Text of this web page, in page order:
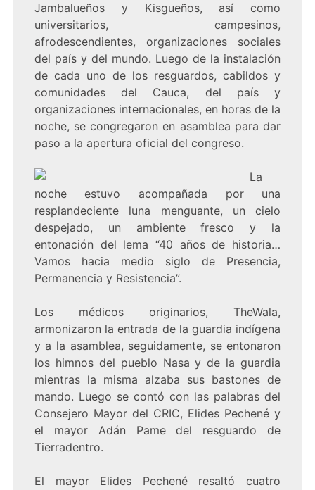
Jambalueños y Kisgueños, así como
universitarios, campesinos,
afrodescendientes, organizaciones sociales
del país y del mundo. Luego de la instalación
de cada uno de los resguardos, cabildos y
comunidades del Cauca, del país y
organizaciones internacionales, en horas de la
noche, se congregaron en asamblea para dar
paso a la apertura oficial del congreso.
La
noche estuvo acompañada por una
resplandeciente luna menguante, un cielo
despejado, un ambiente fresco y la
entonación del lema “40 años de historia…
Vamos hacia medio siglo de Presencia,
Permanencia y Resistencia”.
Los médicos originarios, TheWala,
armonizaron la entrada de la guardia indígena
y a la asamblea, seguidamente, se entonaron
los himnos del pueblo Nasa y de la guardia
mientras la misma alzaba sus bastones de
mando. Luego se contó con las palabras del
Consejero Mayor del CRIC, Elides Pechené y
el mayor Adán Pame del resguardo de
Tierradentro.
El mayor Elides Pechené resaltó cuatro